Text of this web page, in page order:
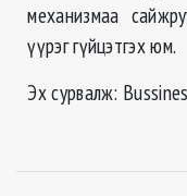
механизмаа
үүрэг гүйцэтгэх юм.
Эх сурвалж: